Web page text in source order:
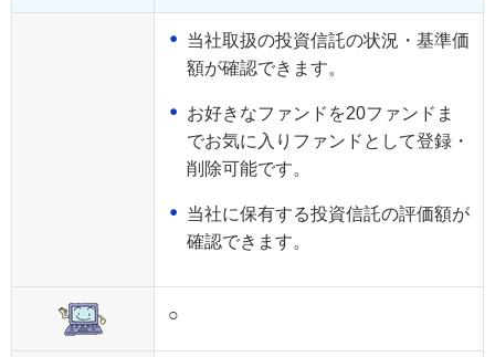
当社取扱の投資信託の状況・基準価
額が確認できます。
お好きなファンドを20ファンドま
でお気に入りファンドとして登録・
削除可能です。
当社に保有する投資信託の評価額が
確認できます。
○